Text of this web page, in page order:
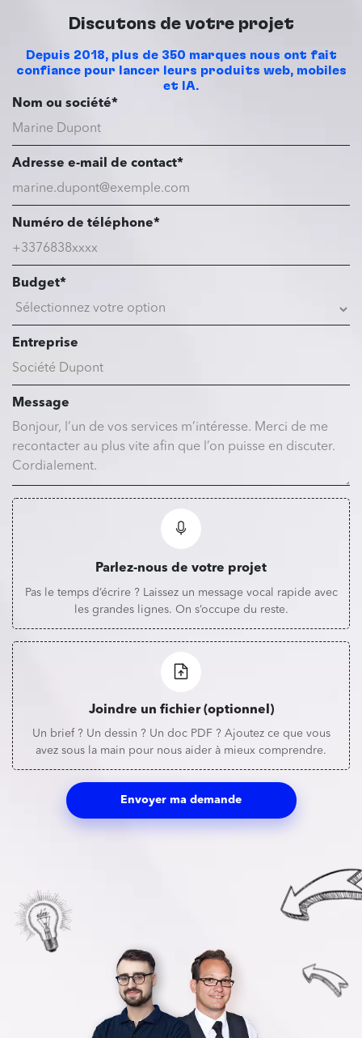
Discutons de votre projet
Depuis 2018, plus de 350 marques nous ont fait
confiance pour lancer leurs produits web, mobiles
et IA.
Nom ou société*
Adresse e-mail de contact*
Numéro de téléphone*
Budget*
Entreprise
Message
Parlez-nous de votre projet
Pas le temps d’écrire ? Laissez un message vocal rapide avec
les grandes lignes. On s’occupe du reste.
Joindre un fichier (optionnel)
Un brief ? Un dessin ? Un doc PDF ? Ajoutez ce que vous
avez sous la main pour nous aider à mieux comprendre.
Envoyer ma demande